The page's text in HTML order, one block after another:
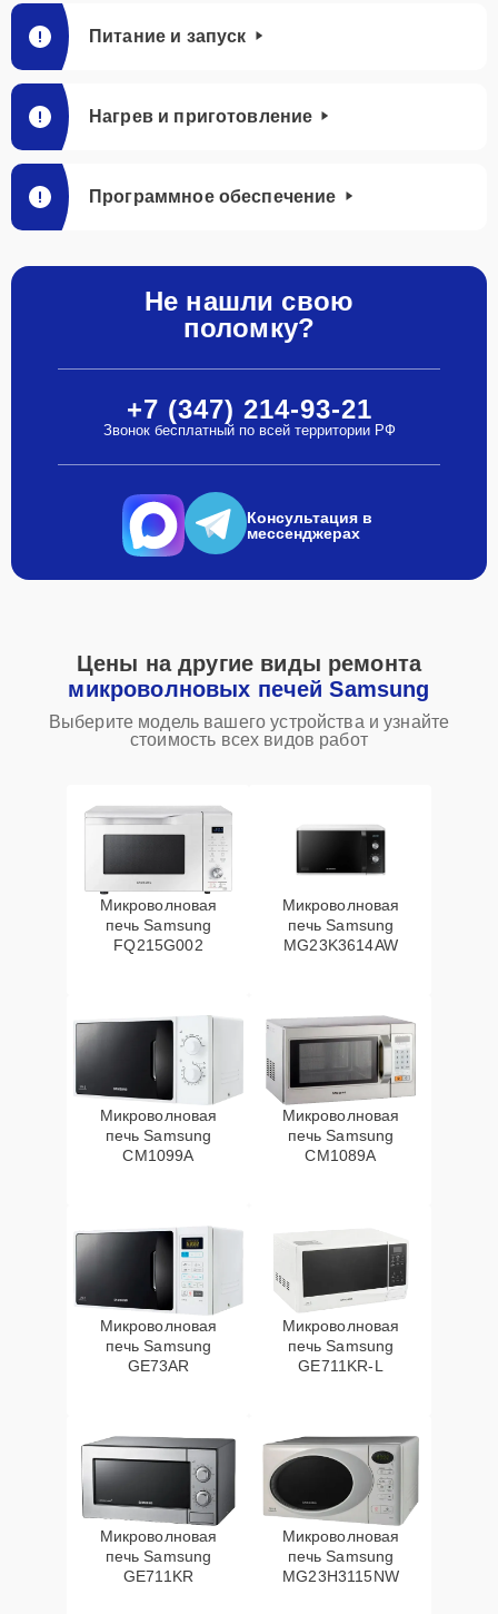
Питание и запуск
Нагрев и приготовление
Программное обеспечение
Не нашли свою
поломку?
+7 (347) 214-93-21
Звонок бесплатный по всей территории РФ
Консультация в
мессенджерах
Цены на другие виды ремонта
микроволновых печей Samsung
Выберите модель вашего устройства и узнайте
стоимость всех видов работ
Микроволновая
печь Samsung
FQ215G002
Микроволновая
печь Samsung
MG23K3614AW
Микроволновая
печь Samsung
CM1099A
Микроволновая
печь Samsung
CM1089A
Микроволновая
печь Samsung
GE73AR
Микроволновая
печь Samsung
GE711KR-L
Микроволновая
печь Samsung
GE711KR
Микроволновая
печь Samsung
MG23H3115NW